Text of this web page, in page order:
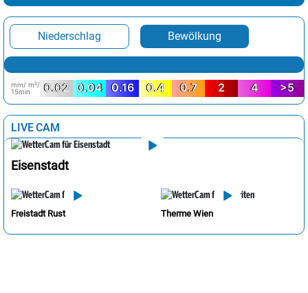
Niederschlag Bewölkung
mm/ m²/
15min
0.02 0.04 0.16 0.4 0.7 2 4 >5
LIVE CAM
Eisenstadt
Freistadt Rust Therme Wien